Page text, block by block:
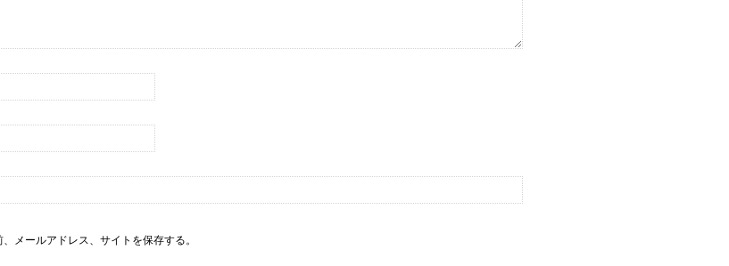
メールアドレス、サイトを保存する。